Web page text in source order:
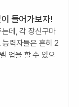
들어가보자!
데, 각 장신구마
능력자들은 흔히 2
업을 할 수 있으